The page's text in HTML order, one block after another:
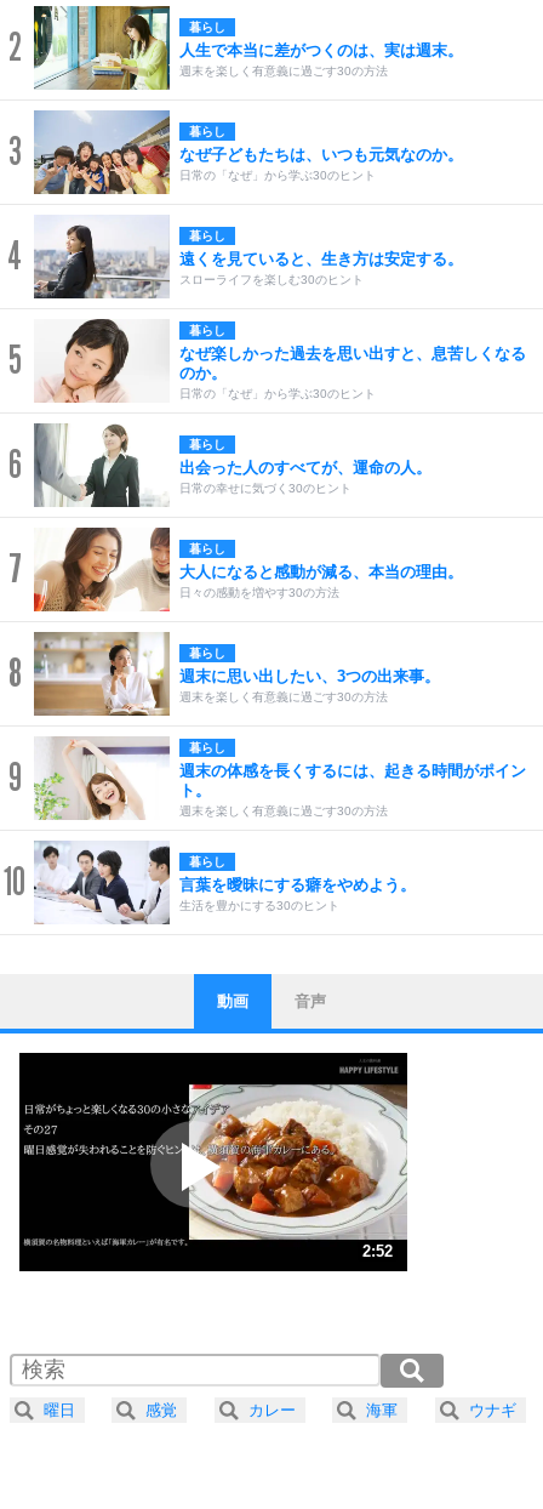
2 暮らし
人生で本当に差がつくのは、実は週末。
週末を楽しく有意義に過ごす30の方法
3 暮らし
なぜ子どもたちは、いつも元気なのか。
日常の「なぜ」から学ぶ30のヒント
4 暮らし
遠くを見ていると、生き方は安定する。
スローライフを楽しむ30のヒント
5
暮らし
なぜ楽しかった過去を思い出すと、息苦しくなる
のか。
日常の「なぜ」から学ぶ30のヒント
6 暮らし
出会った人のすべてが、運命の人。
日常の幸せに気づく30のヒント
7 暮らし
大人になると感動が減る、本当の理由。
日々の感動を増やす30の方法
8 暮らし
週末に思い出したい、3つの出来事。
週末を楽しく有意義に過ごす30の方法
9
暮らし
週末の体感を長くするには、起きる時間がポイン
ト。
週末を楽しく有意義に過ごす30の方法
10 暮らし
言葉を曖昧にする癖をやめよう。
生活を豊かにする30のヒント
1
ストレス対策
他人と比べない。
いっそのこと、他人を見ない。
いらいらしない人になる30の方法
プラス思考
ポジティブになれない原因は、行動しないから。
ポジティブ思考になる30の方法
ストレス対策
人生、なんとかなるもの。
気楽に生きる30の方法
4 器の大きい人は、怒りを優しさで表現する。
プラス思考
動画 音声
2:52
2.0倍速 （338KB 1分26秒）
2.5倍速 （271KB 1分9秒）
3.0倍速 （226KB 57秒）
曜日 感覚 カレー 海軍 ウナギ